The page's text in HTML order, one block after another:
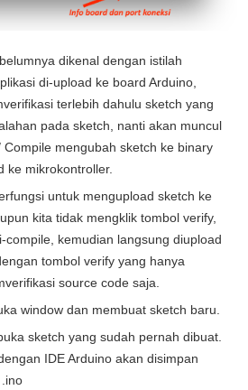
dikenal dengan istilah
di-upload ke board Arduino,
terlebih dahulu sketch yang
pada sketch, nanti akan muncul
Compile mengubah sketch ke binary
ke mikrokontroller.
untuk mengupload sketch ke
kita tidak mengklik tombol verify,
compile, kemudian langsung diupload
tombol verify yang hanya
source code saja.
window dan membuat sketch baru.
sketch yang sudah pernah dibuat.
IDE Arduino akan disimpan